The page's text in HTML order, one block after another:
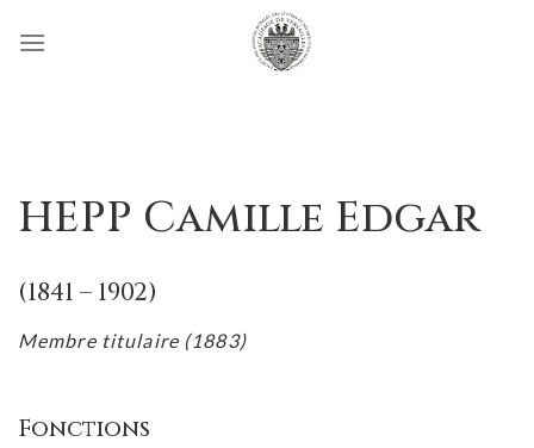
HEPP Camille Edgar
(1841 – 1902)
Membre titulaire (1883)
Fonctions